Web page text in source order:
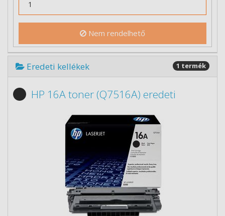
Nem rendelhető
Eredeti kellékek 1 termék
HP 16A toner (Q7516A) eredeti